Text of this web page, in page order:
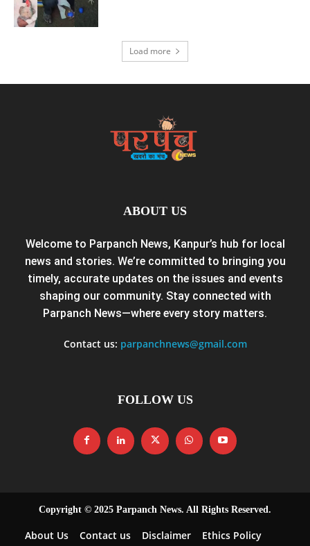
Load more
ABOUT US
Welcome to Parpanch News, Kanpur’s hub for local
news and stories. We’re committed to bringing you
timely, accurate updates on the issues and events
shaping our community. Stay connected with
Parpanch News—where every story matters.
Contact us: parpanchnews@gmail.com
FOLLOW US
Copyright © 2025 Parpanch News. All Rights Reserved.
About Us Contact us Disclaimer
Ethics Policy